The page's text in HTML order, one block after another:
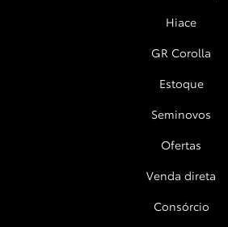
Hiace
GR Corolla
Estoque
Seminovos
Ofertas
Venda direta
Consórcio